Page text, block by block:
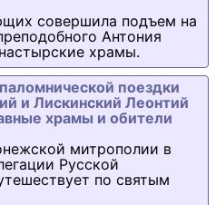
совершила подъем на
Антония
храмы.
поездки
и Лискинский Леонтий
храмы и обители
митрополии в
Русской
по святым